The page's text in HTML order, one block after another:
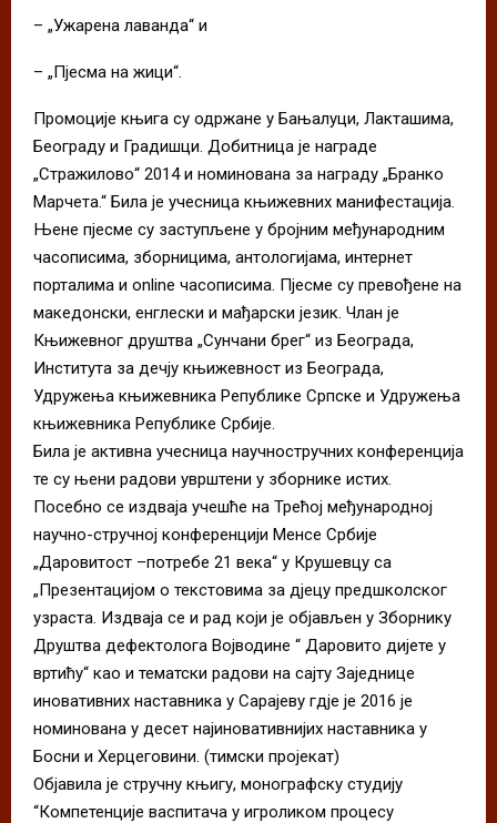
– „Ужарена лаванда“ и
– „Пјесма на жици“.
Промоције књига су одржане у Бањалуци, Лакташима,
Београду и Градишци. Добитница је награде
„Стражилово“ 2014 и номинована за награду „Бранко
Марчета.“ Била је учесница књижевних манифестација.
Њене пјесме су заступљене у бројним међународним
часописима, зборницима, антологијама, интернет
порталима и online часописима. Пјесме су превођене на
македонски, енглески и мађарски језик. Члан је
Књижевног друштва „Сунчани брег“ из Београда,
Института за дечју књижевност из Београда,
Удружења књижевника Републике Српске и Удружења
књижевника Републике Србије.
Била је активна учесница научностручних конференција
те су њени радови уврштени у зборнике истих.
Посебно се издваја учешће на Трећој међународној
научно-стручној конференцији Менсе Србије
„Даровитост –потребе 21 века“ у Крушевцу са
„Презентацијом о текстовима за дјецу предшколског
узраста. Издваја се и рад који је објављен у Зборнику
Друштва дефектолога Војводине “ Даровито дијете у
вртићу“ као и тематски радови на сајту Заједнице
иновативних наставника у Сарајеву гдје је 2016 је
номинована у десет најиновативнијих наставника у
Босни и Херцеговини. (тимски пројекат)
Објавила је стручну књигу, монографску студију
“Компетенције васпитача у игроликом процесу